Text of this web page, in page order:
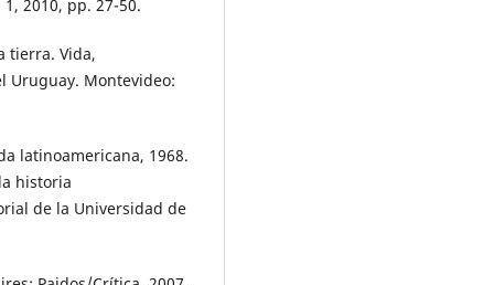
2010, pp. 27-50.
tierra. Vida,
Uruguay. Montevideo:
latinoamericana, 1968.
historia
de la Universidad de